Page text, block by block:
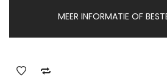
MEER INFORMATIE OF